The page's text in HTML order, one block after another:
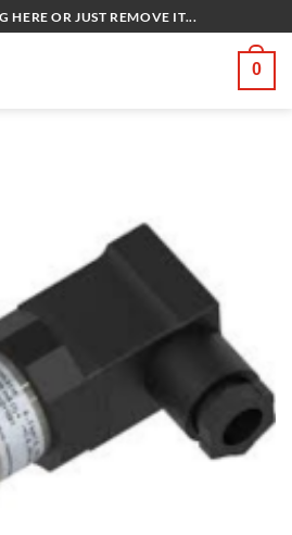
HERE OR JUST REMOVE IT...
0